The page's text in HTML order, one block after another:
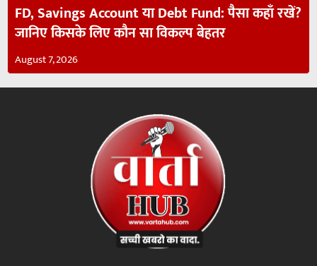
FD, Savings Account या Debt Fund: पैसा कहाँ रखें?
जानिए किसके लिए कौन सा विकल्प बेहतर
August 7, 2026